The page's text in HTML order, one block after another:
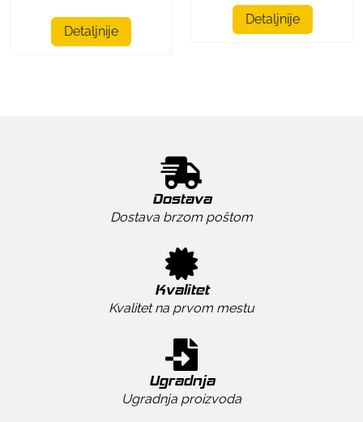
Detaljnije
Detaljnije
Dostava
Dostava brzom poštom
Kvalitet
Kvalitet na prvom mestu
Ugradnja
Ugradnja proizvoda